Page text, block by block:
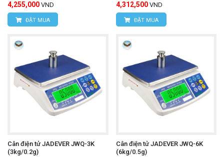
4,255,000 VND
ĐẶT MUA
4,312,500 VND
ĐẶT MUA
Cân điện tử JADEVER JWQ-3K
(3kg/0.2g)
Cân điện tử JADEVER JWQ-6K
(6kg/0.5g)